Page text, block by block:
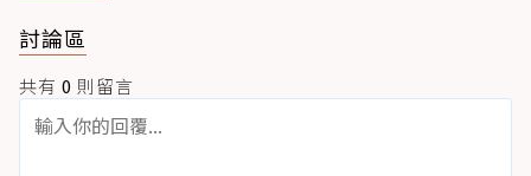
討論區
共有 0 則留言